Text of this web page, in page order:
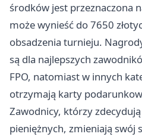
środków jest przeznaczona
może wynieść do 7650
obsadzenia turnieju.
są dla najlepszych
FPO, natomiast w innych
otrzymają karty
Zawodnicy, którzy
pieniężnych, zmieniają swój